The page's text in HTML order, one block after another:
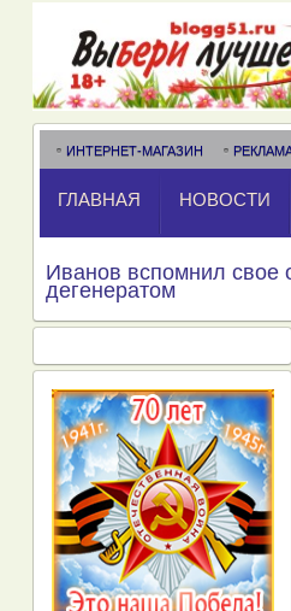
ИНТЕРНЕТ-МАГАЗИН
ГЛАВНАЯ НОВОСТИ
Иванов вспомнил свое
дегенератом